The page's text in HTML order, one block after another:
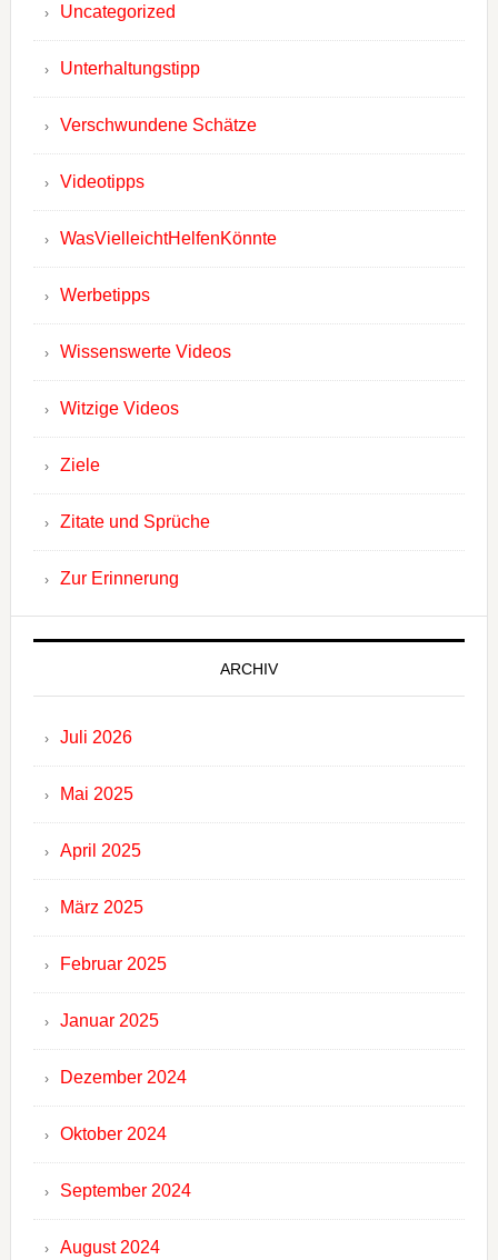
Uncategorized
Unterhaltungstipp
Verschwundene Schätze
Videotipps
WasVielleichtHelfenKönnte
Werbetipps
Wissenswerte Videos
Witzige Videos
Ziele
Zitate und Sprüche
Zur Erinnerung
ARCHIV
Juli 2026
Mai 2025
April 2025
März 2025
Februar 2025
Januar 2025
Dezember 2024
Oktober 2024
September 2024
August 2024